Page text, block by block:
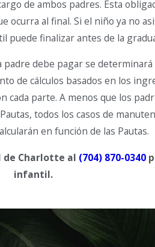
de ambos padres. Esta
ocurra al final. Si el niño ya no
puede finalizar antes de la
debe pagar se
de cálculos basados ​​en los
parte. A menos que los
todos los casos de
en función de las Pautas.
de Charlotte al (704) 870-0340
infantil.